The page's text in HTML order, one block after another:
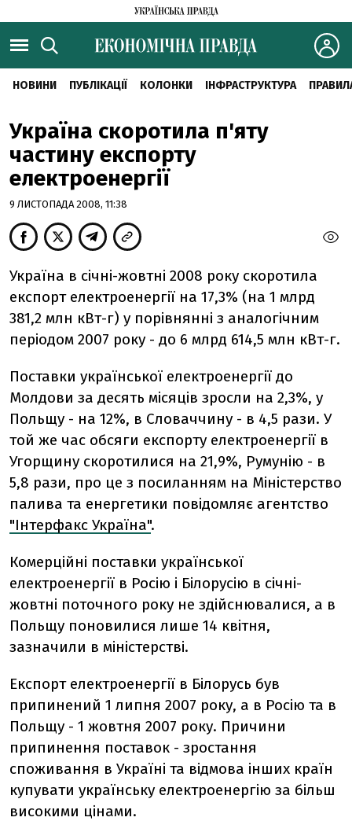
НОВИНИ ПУБЛІКАЦІЇ КОЛОНКИ ІНФРАСТРУКТУРА
Україна скоротила п'яту
частину експорту
електроенергії
9 ЛИСТОПАДА 2008, 11:38
Україна в січні-жовтні 2008 року скоротила
експорт електроенергії на 17,3% (на 1 млрд
381,2 млн кВт-г) у порівнянні з аналогічним
періодом 2007 року - до 6 млрд 614,5 млн кВт-г.
Поставки української електроенергії до
Молдови за десять місяців зросли на 2,3%, у
Польщу - на 12%, в Словаччину - в 4,5 рази. У
той же час обсяги експорту електроенергії в
Угорщину скоротилися на 21,9%, Румунію - в
5,8 рази, про це з посиланням на Міністерство
палива та енергетики повідомляє агентство
"Інтерфакс Україна".
Комерційні поставки української
електроенергії в Росію і Білорусію в січні-
жовтні поточного року не здійснювалися, а в
Польщу поновилися лише 14 квітня,
зазначили в міністерстві.
Експорт електроенергії в Білорусь був
припинений 1 липня 2007 року, а в Росію та в
Польщу - 1 жовтня 2007 року. Причини
припинення поставок - зростання
споживання в Україні та відмова інших країн
купувати українську електроенергію за більш
високими цінами.